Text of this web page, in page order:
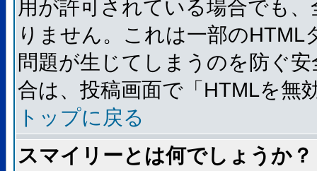
用が許可されている場合でも
りません。これは一部の
問題が生じてしまうのを防ぐ
合は、投稿画面で「HTMLを無
トップに戻る
スマイリーとは何でしょうか？